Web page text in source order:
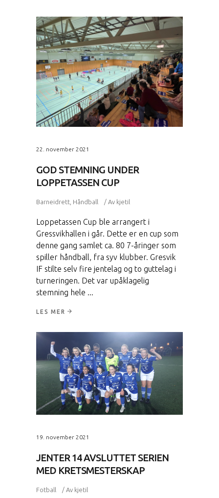
22. november 2021
GOD STEMNING UNDER
LOPPETASSEN CUP
Barneidrett Håndball Av kjetil
Loppetassen Cup ble arrangert i
Gressvikhallen i går. Dette er en cup som
denne gang samlet ca. 80 7-åringer som
spiller håndball, fra syv klubber. Gresvik
IF stilte selv fire jentelag og to guttelag i
turneringen. Det var upåklagelig
stemning hele
LES MER
19. november 2021
JENTER 14 AVSLUTTET SERIEN
MED KRETSMESTERSKAP
Fotball Av kjetil